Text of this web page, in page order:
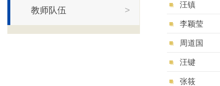
教师队伍 >
汪镇
李颖莹
周道国
汪键
张筱